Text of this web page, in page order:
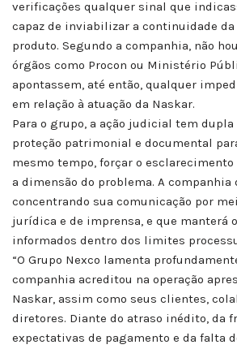
verificações qualquer sinal que
capaz de inviabilizar a continuidade
produto. Segundo a companhia, não
órgãos como Procon ou Ministério
apontassem, até então, qualquer
em relação à atuação da Naskar.
Para o grupo, a ação judicial tem
proteção patrimonial e documental
mesmo tempo, forçar o
a dimensão do problema. A
concentrando sua comunicação por
jurídica e de imprensa, e que manterá
informados dentro dos limites
“O Grupo Nexco lamenta
companhia acreditou na operação
Naskar, assim como seus clientes,
diretores. Diante do atraso inédito, da
expectativas de pagamento e da falta